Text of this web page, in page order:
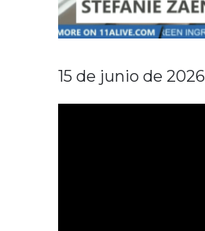
15 de junio de 2026